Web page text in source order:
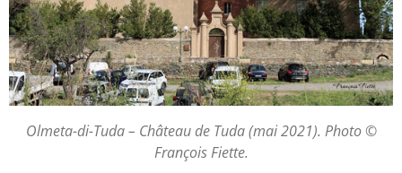
Olmeta-di-Tuda – Château de Tuda (mai 2021). Photo ©
François Fiette.